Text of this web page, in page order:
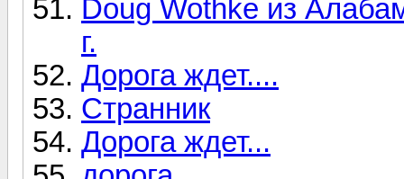
Doug Wothke из
г.
Дорога ждет....
Странник
Дорога ждет...